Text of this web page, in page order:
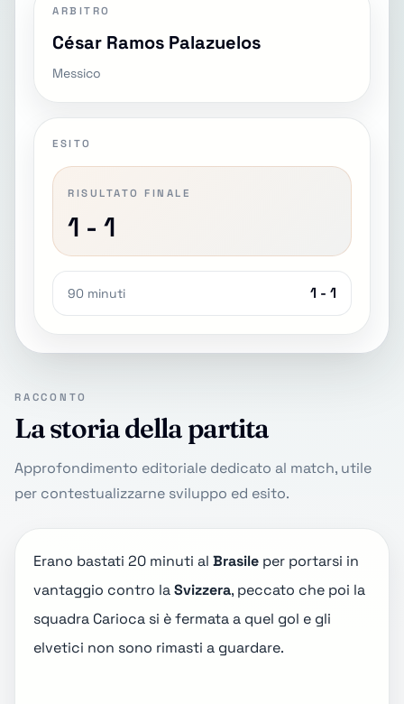
ARBITRO
César Ramos Palazuelos
Messico
ESITO
RISULTATO FINALE
1 - 1
90 minuti 1 - 1
RACCONTO
La storia della partita
Approfondimento editoriale dedicato al match, utile
per contestualizzarne sviluppo ed esito.
Erano bastati 20 minuti al Brasile per portarsi in
vantaggio contro laSvizzera, peccato che poi la
squadra Carioca si è fermata a quel gol e gli
elvetici non sono rimasti a guardare.